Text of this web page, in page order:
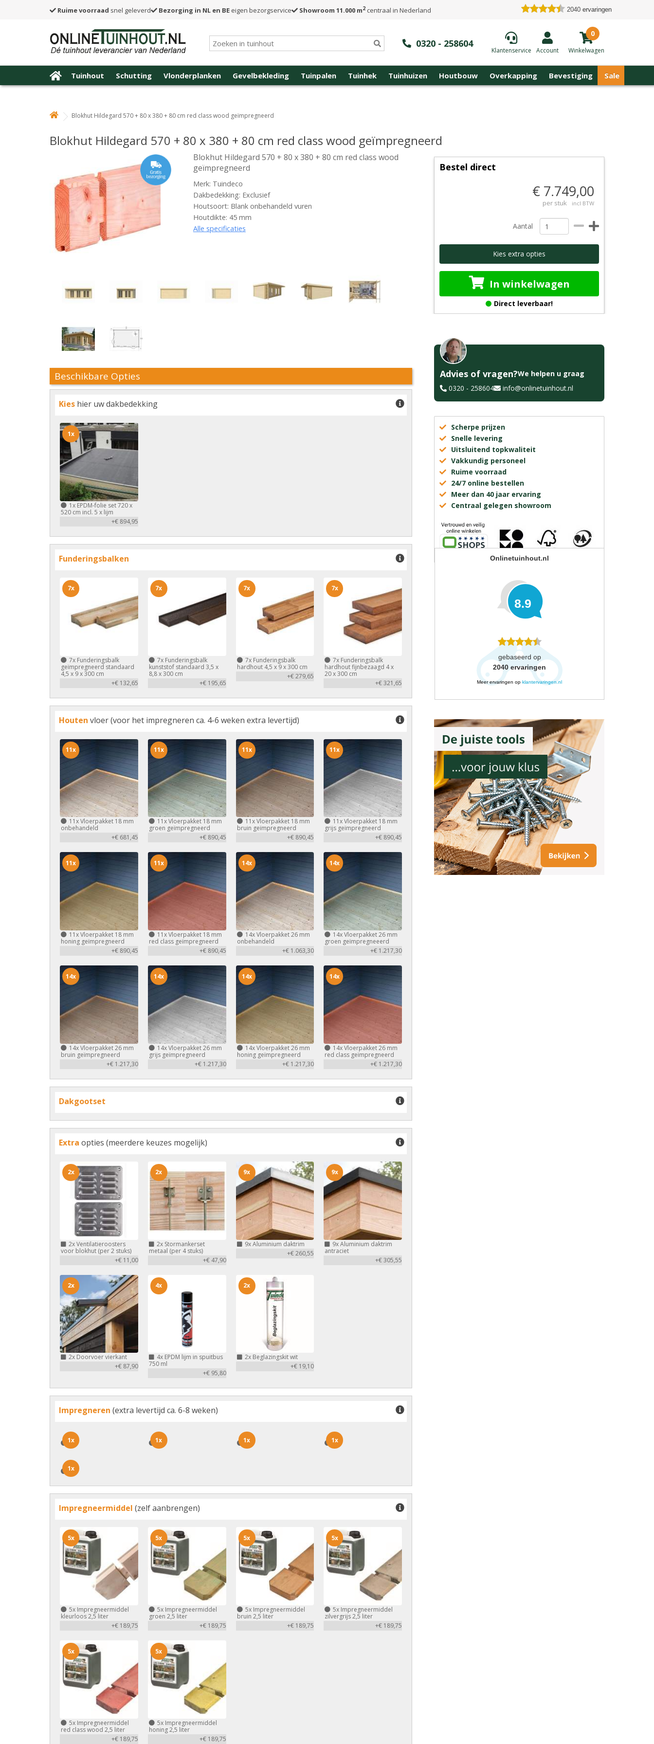
Ruime voorraad snel geleverd Bezorging in NL en BE eigen bezorgservice Showroom 11.000 m2centraal in Nederland 2040 ervaringen
0320 - 258604
Klantenservice Account
0
Winkelwagen
Tuinhout Schutting Vlonderplanken Gevelbekleding Tuinpalen Tuinhek Tuinhuizen Houtbouw Overkapping Bevestiging Sale
Blokhut Hildegard 570 + 80 x 380 + 80 cm red class wood geïmpregneerd
Blokhut Hildegard 570 + 80 x 380 + 80 cm red class wood geïmpregneerd
Blokhut Hildegard 570 + 80 x 380 + 80 cm red class wood
geïmpregneerd
Merk: Tuindeco
Dakbedekking: Exclusief
Houtsoort: Blank onbehandeld vuren
Houtdikte: 45 mm
Alle specificaties
Beschikbare Opties
Kies hier uw dakbedekking
1x EPDM-folie set 720 x
520 cm incl. 5 x lijm
+€ 894,95
1x
Funderingsbalken
7x Funderingsbalk
geïmpregneerd standaard
4,5 x 9 x 300 cm
+€ 132,65
7x
7xFunderingsbalk
kunststof standaard 3,5 x
8,8 x 300 cm
+€ 195,65
7x
7xFunderingsbalk
hardhout 4,5 x 9 x 300 cm
+€ 279,65
7x
7x Funderingsbalk
hardhout fijnbezaagd 4 x
20 x 300 cm
+€ 321,65
7x
Houten vloer (voor het impregneren ca. 4-6 weken extra levertijd)
11xVloerpakket 18 mm
onbehandeld
+€ 681,45
11x
11xVloerpakket 18 mm
groen geïmpregneerd
+€ 890,45
11x
11xVloerpakket 18 mm
bruin geïmpregneerd
+€ 890,45
11x
11xVloerpakket 18 mm
grijs geïmpregneerd
+€ 890,45
11x
11xVloerpakket 18 mm
honing geïmpregneerd
+€ 890,45
11x
11xVloerpakket 18 mm
red class geïmpregneerd
+€ 890,45
11x
14xVloerpakket 26 mm
onbehandeld
+€ 1.063,30
14x
14xVloerpakket 26 mm
groen geïmpregneeerd
+€ 1.217,30
14x
14xVloerpakket 26 mm
bruin geïmpregneerd
+€ 1.217,30
14x
14xVloerpakket 26 mm
grijs geïmpregneerd
+€ 1.217,30
14x
14xVloerpakket 26 mm
honing geïmpregneerd
+€ 1.217,30
14x
14xVloerpakket 26 mm
red class geïmpregneerd
+€ 1.217,30
14x
Dakgootset
Extra opties (meerdere keuzes mogelijk)
2xVentilatieroosters
voor blokhut (per 2 stuks)
+€ 11,00
2x
2xStormankerset
metaal (per 4 stuks)
+€ 47,90
2x
9xAluminium daktrim
+€ 260,55
9x
9xAluminium daktrim
antraciet
+€ 305,55
9x
2x Doorvoer vierkant
+€ 87,90
2x
4xEPDM lijm in spuitbus
750 ml
+€ 95,80
4x
2xBeglazingskit wit
+€ 19,10
2x
Impregneren (extra levertijd ca. 6-8 weken)
1x
1x 1x
1x 1x
1x 1x
1x
1x
1x
Impregneermiddel (zelf aanbrengen)
5x Impregneermiddel
kleurloos 2,5 liter
+€ 189,75
5x
5xImpregneermiddel
groen 2,5 liter
+€ 189,75
5x
5xImpregneermiddel
bruin 2,5 liter
+€ 189,75
5x
5x Impregneermiddel
zilvergrijs 2,5 liter
+€ 189,75
5x
5x Impregneermiddel
red class wood 2,5 liter
+€ 189,75
5x
5xImpregneermiddel
honing 2,5 liter
+€ 189,75
5x
Bestel direct
€ 7.749,00
per stuk incl BTW
Aantal
Kies extra opties
In winkelwagen
Direct leverbaar!
Advies of vragen?We helpen u graag
0320 - 258604
info@onlinetuinhout.nl
Scherpe prijzen
Snelle levering
Uitsluitend topkwaliteit
Vakkundig personeel
Ruime voorraad
24/7 online bestellen
Meer dan 40 jaar ervaring
Centraal gelegen showroom
Onlinetuinhout.nl
8.9
gebaseerd op
2040 ervaringen
Meer ervaringen op klantervaringen.nl